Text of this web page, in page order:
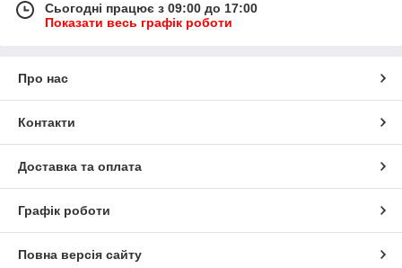
Сьогодні працює з 09:00 до 17:00
Показати весь графік роботи
Про нас
Контакти
Доставка та оплата
Графік роботи
Повна версія сайту